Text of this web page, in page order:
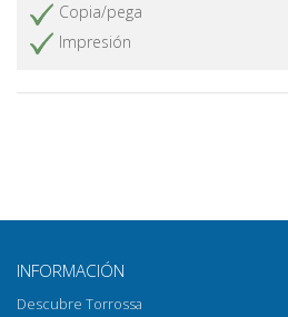
Copia/pega
Impresión
INFORMACIÓN
Descubre Torrossa